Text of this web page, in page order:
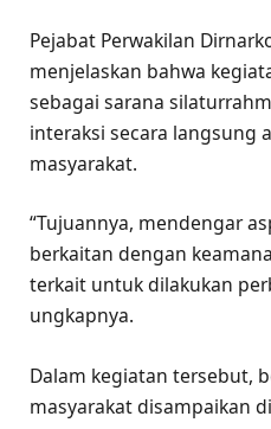
Pejabat Perwakilan
menjelaskan bahwa
sebagai sarana
interaksi secara langsung
masyarakat.
“Tujuannya, mendengar
berkaitan dengan
terkait untuk dilakukan
ungkapnya.
Dalam kegiatan tersebut,
masyarakat disampaikan